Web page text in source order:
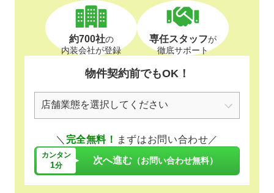
約700社の
内装会社が登録
専任スタッフが
徹底サポート
物件契約前でもOK！
＼ 完全無料！ まずはお問い合わせ／
カンタン
1分 次へ進む （お問い合わせ無料）